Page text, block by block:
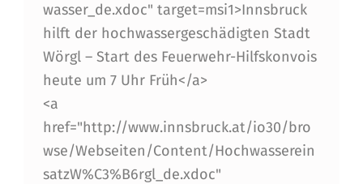
wasser_de.xdoc" target=msi1>Innsbruck
hilft der hochwassergeschädigten Stadt
Wörgl – Start des Feuerwehr-Hilfskonvois
heute um 7 Uhr Früh</a>
<a
href="http://www.innsbruck.at/io30/bro
wse/Webseiten/Content/Hochwasserein
satzW%C3%B6rgl_de.xdoc"